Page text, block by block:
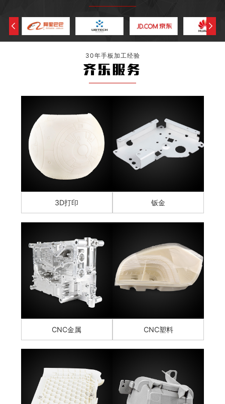
30年手板加工经验
齐乐服务
3D打印 钣金
CNC金属 CNC塑料